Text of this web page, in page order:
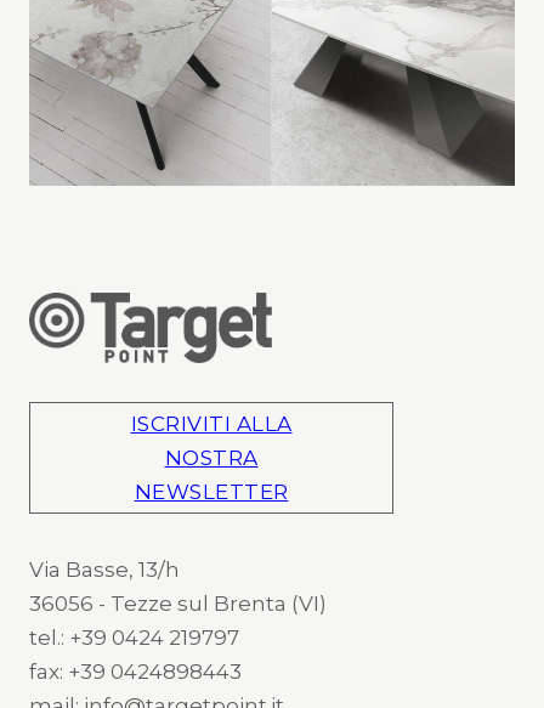
ISCRIVITI ALLA
NOSTRA
NEWSLETTER
Via Basse, 13/h
36056 - Tezze sul Brenta (VI)
tel.: +39 0424 219797
fax: +39 0424898443